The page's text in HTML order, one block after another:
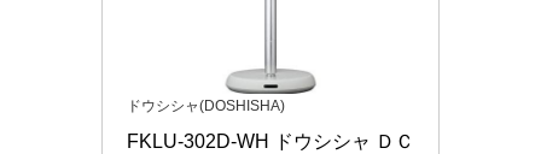
ドウシシャ(DOSHISHA)
FKLU-302D-WH ドウシシャ ＤＣ